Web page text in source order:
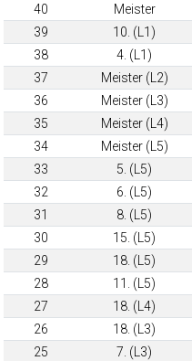
40
Meister
39
10. (L1)
38
4. (L1)
37
Meister (L2)
36
Meister (L3)
35
Meister (L4)
34
Meister (L5)
33
5. (L5)
32
6. (L5)
31
8. (L5)
30
15. (L5)
29
18. (L5)
28
11. (L5)
27
18. (L4)
26
18. (L3)
25
7. (L3)